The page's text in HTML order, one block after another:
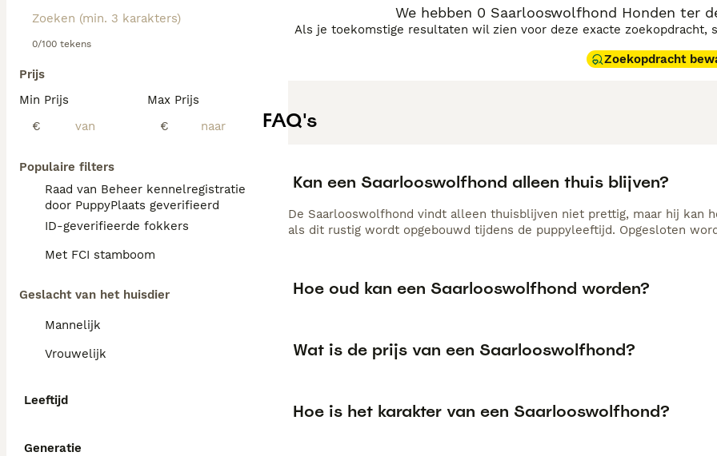
0/100 tekens
Prijs
Min Prijs
€
Max Prijs
€
Populaire filters
Raad van Beheer kennelregistratie
door PuppyPlaats geverifieerd
ID-geverifieerde fokkers
Met FCI stamboom
Geslacht van het huisdier
Mannelijk
Vrouwelijk
Leeftijd
Generatie
We hebben 0 Saarlooswolfhond Honden ter
Als je toekomstige resultaten wil zien voor deze exacte zoekopdracht,
Zoekopdracht
FAQ's
Kan een Saarlooswolfhond alleen thuis blijven?
De Saarlooswolfhond vindt alleen thuisblijven niet prettig, maar hij kan
als dit rustig wordt opgebouwd tijdens de puppyleeftijd. Opgesloten
Hoe oud kan een Saarlooswolfhond worden?
Wat is de prijs van een Saarlooswolfhond?
Hoe is het karakter van een Saarlooswolfhond?